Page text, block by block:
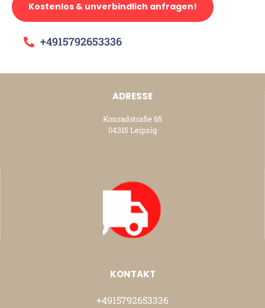
Kostenlos & unverbindlich anfragen!
+4915792653336
ADRESSE
Konradstraße 65
04315 Leipzig
KONTAKT
+4915792653336